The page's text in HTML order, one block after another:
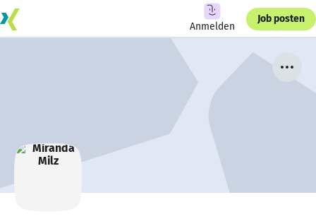
Anmelden
Job posten